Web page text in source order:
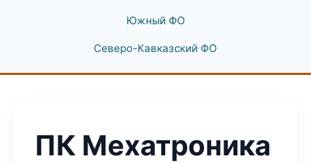
Южный ФО
Северо-Кавказский ФО
ПК Мехатроника